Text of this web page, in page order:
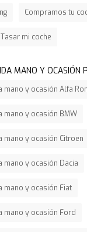
Compramos tu
Tasar mi coche
MANO Y OCASIÓN
mano y ocasión Alfa
mano y ocasión BMW
mano y ocasión Citroen
mano y ocasión Dacia
mano y ocasión Fiat
mano y ocasión Ford